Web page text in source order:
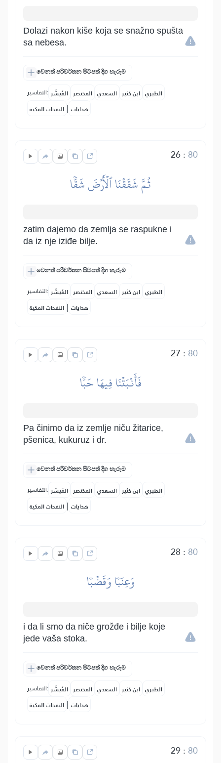
Dolazi nakon kiše koja se snažno spušta
sa nebesa.
වෙනත් පරිවර්තන පිටපත් දිග හැරුම
التفاسير: المُيسَّر المختصر السعدي ابن كثير الطبري
النفحات المكية | هدايات
26: 80
ثُمَّ شَقَقۡنَا ٱلۡأَرۡضَ شَقّٗا
zatim dajemo da zemlja se raspukne i
da iz nje iziđe bilje.
වෙනත් පරිවර්තන පිටපත් දිග හැරුම
التفاسير: المُيسَّر المختصر السعدي ابن كثير الطبري
النفحات المكية | هدايات
27 : 80
فَأَنۢبَتۡنَا فِيهَا حَبّٗا
Pa činimo da iz zemlje niču žitarice,
pšenica, kukuruz i dr.
වෙනත් පරිවර්තන පිටපත් දිග හැරුම
التفاسير: المُيسَّر المختصر السعدي ابن كثير الطبري
النفحات المكية | هدايات
28 : 80
وَعِنَبٗا وَقَضۡبٗا
i da li smo da niče grožđe i bilje koje
jede vaša stoka.
වෙනත් පරිවර්තන පිටපත් දිග හැරුම
التفاسير: المُيسَّر المختصر السعدي ابن كثير الطبري
النفحات المكية | هدايات
29: 80